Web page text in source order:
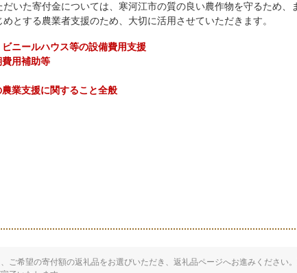
いた寄付金については、寒河江市の質の良い農作物を守るため、
とする農業者支援のため、大切に活用させていただきます。
ニールハウス等の設備費用支援
用補助等
業支援に関すること全般
ご希望の寄付額の返礼品をお選びいただき、返礼品ページへお進みください